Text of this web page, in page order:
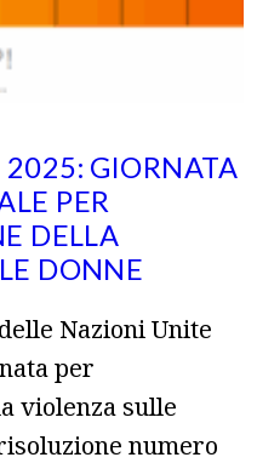
GIORNATA
PER
DELLA
DONNE
Nazioni Unite
per
violenza sulle
numero